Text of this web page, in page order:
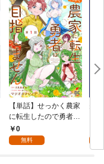
【単話】せっかく農家
に転生したので勇者は
目指しません【第1
話】
0
無料